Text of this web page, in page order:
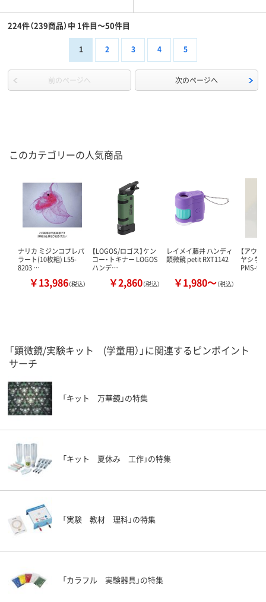
224件（239商品）中 1件目～50件目
1 2 3 4 5
前のページへ 次のページへ
このカテゴリーの人気商品
ナリカ ミジンコプレパ
ラート(10枚組) L55-
8203 …
￥13,986（税込）
【LOGOS/ロゴス】ケン
コー・トキナー LOGOS
ハンデ…
￥2,860（税込）
レイメイ藤井 ハンディ
顕微鏡 petit RXT1142
￥1,980～（税込）
【アウ
ヤシ 学
PMS-
「顕微鏡/実験キット (学童用）」に関連するピンポイント
サーチ
「キット 万華鏡」の特集
「キット 夏休み 工作」の特集
「実験 教材 理科」の特集
「カラフル 実験器具」の特集